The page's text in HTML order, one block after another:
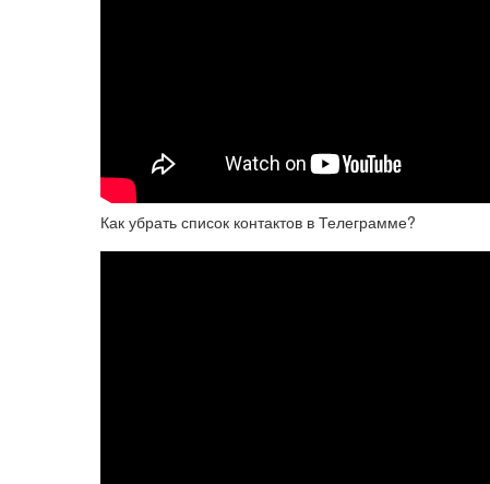
Как убрать список контактов в Телеграмме?